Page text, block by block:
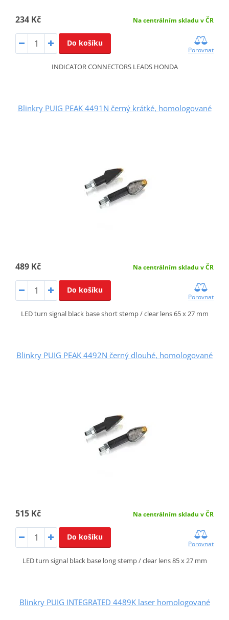
234 Kč Na centrálním skladu v ČR
Do košíku
Porovnat
INDICATOR CONNECTORS LEADS HONDA
Blinkry PUIG PEAK 4491N černý krátké, homologované
489 Kč Na centrálním skladu v ČR
Do košíku
Porovnat
LED turn signal black base short stemp / clear lens 65 x 27 mm
Blinkry PUIG PEAK 4492N černý dlouhé, homologované
515 Kč Na centrálním skladu v ČR
Do košíku
Porovnat
LED turn signal black base long stemp / clear lens 85 x 27 mm
Blinkry PUIG INTEGRATED 4489K laser homologované